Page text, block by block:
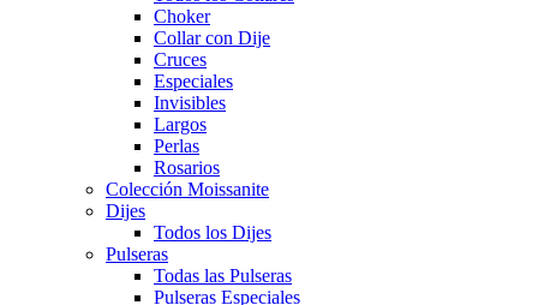
Choker
Collar con Dije
Cruces
Especiales
Invisibles
Largos
Perlas
Rosarios
Colección Moissanite
Dijes
Todos los Dijes
Pulseras
Todas las Pulseras
Pulseras Especiales